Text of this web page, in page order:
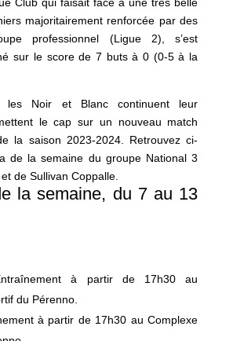
majoritairement renforcée par des
professionnel (Ligue 2), s’est
sur le score de 7 buts à 0 (0-5 à la
les Noir et Blanc continuent leur
le cap sur un nouveau match
la saison 2023-2024. Retrouvez ci-
de la semaine du groupe National 3
de Sullivan Coppalle.
la semaine, du 7 au 13
à partir de 17h30 au
du Pérenno.
à partir de 17h30 au Complexe